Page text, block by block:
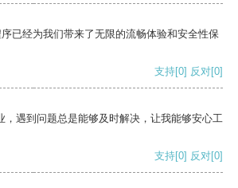
已经为我们带来了无限的流畅体验和安全性保
支持[0] 反对[0]
，遇到问题总是能够及时解决，让我能够安心工
支持[0] 反对[0]